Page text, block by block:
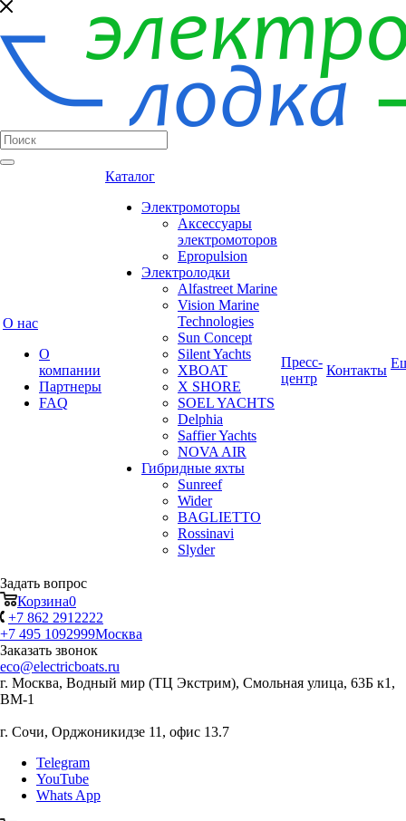
О нас
О
компании
Партнеры
FAQ
Каталог
Электромоторы
Аксессуары
электромоторов
Epropulsion
Электролодки
Alfastreet Marine
Vision Marine
Technologies
Sun Concept
Silent Yachts
XBOAT
X SHORE
SOEL YACHTS
Delphia
Saffier Yachts
NOVA AIR
Гибридные яхты
Sunreef
Wider
BAGLIETTO
Rossinavi
Slyder
Пресс-
центр
Контакты
Задать вопрос
Корзина0
+7 862 2912222
+7 495 1092999Москва
Заказать звонок
eco@electricboats.ru
г. Москва, Водный мир (ТЦ Экстрим), Смольная улица, 63Б к1,
ВМ-1
г. Сочи, Орджоникидзе 11, офис 13.7
Telegram
YouTube
Whats App